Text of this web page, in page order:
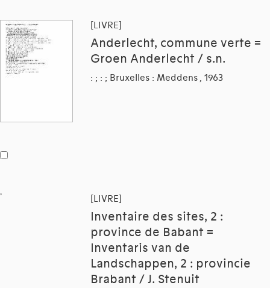
[LIVRE]
Anderlecht, commune verte =
Groen Anderlecht / s.n.
: ; : ; Bruxelles : Meddens , 1963
[LIVRE]
Inventaire des sites, 2 :
province de Babant =
Inventaris van de
Landschappen, 2 : provincie
Brabant / J. Stenuit